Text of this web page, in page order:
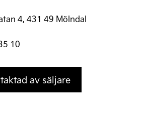
4, 431 49 Mölndal
10
av säljare